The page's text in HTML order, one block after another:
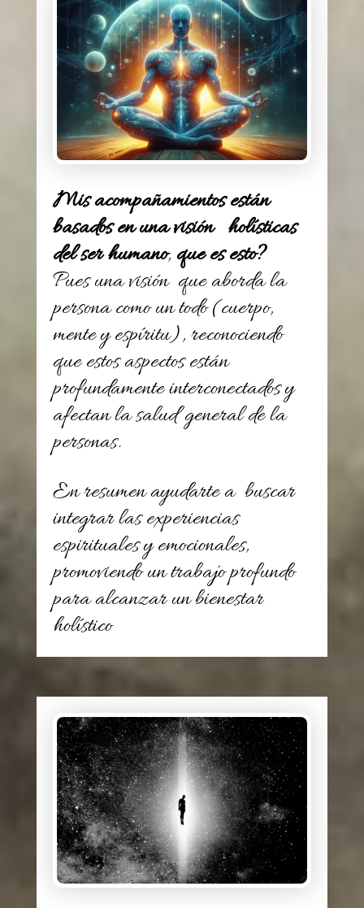
Mis acompañamientos están
basados en una visión holísticas
del ser humano, que es esto?
Pues una visión que aborda la
persona como un todo (cuerpo,
mente y espíritu), reconociendo
que estos aspectos están
profundamente interconectados y
afectan la salud general de la
personas.
En resumen ayudarte a buscar
integrar las experiencias
espirituales y emocionales,
promoviendo un trabajo profundo
para alcanzar un bienestar
holístico